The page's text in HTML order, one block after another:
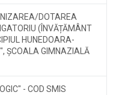
DOTAREA
(ÎNVĂȚĂMÂNT
HUNEDOARA-
ȘCOALA GIMNAZIALĂ
- COD SMIS